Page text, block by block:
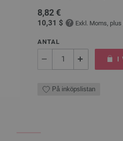
8,82 €
10,31 $ Exkl. Moms, plus
ANTAL
I
På inköpslistan